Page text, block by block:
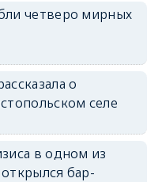
erid: 2SDnjdPjgYS
четверо мирных
о
селе
в одном из
бар-